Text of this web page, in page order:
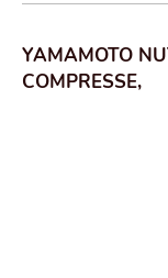
YAMAMOTO
COMPRESSE,